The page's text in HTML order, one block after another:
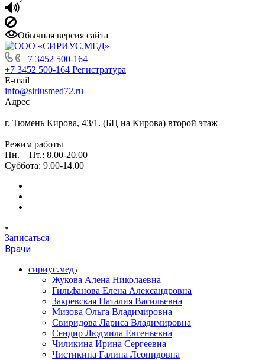
Обычная версия сайта
+7 3452 500-164
+7 3452 500-164 Регистратура
E-mail
info@siriusmed72.ru
Адрес
г. Тюмень Кирова, 43/1. (БЦ на Кирова) второй этаж
Режим работы
Пн. – Пт.: 8.00-20.00
Суббота: 9.00-14.00
Записаться
Врачи
сириус.мед
Жукова Алена Николаевна
Гильфанова Елена Александровна
Закревская Наталия Васильевна
Мизова Ольга Владимировна
Свиридова Лариса Владимировна
Сендир Людмила Евгеньевна
Чиликина Ирина Сергеевна
Чистикина Галина Леонидовна